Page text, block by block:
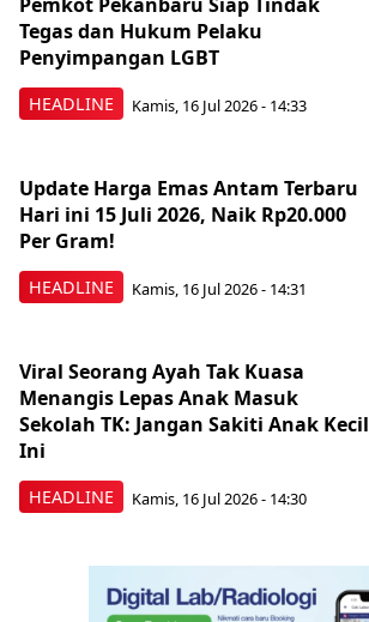
HEADLINE
Tegas dan Hukum Pelaku
Penyimpangan LGBT
Kamis, 16 Jul 2026 - 14:33
HEADLINE
Update Harga Emas Antam Terbaru
Hari ini 15 Juli 2026, Naik Rp20.000
Per Gram!
Kamis, 16 Jul 2026 - 14:31
HEADLINE
Viral Seorang Ayah Tak Kuasa
Menangis Lepas Anak Masuk
Sekolah TK: Jangan Sakiti Anak Kecil
Ini
Kamis, 16 Jul 2026 - 14:30